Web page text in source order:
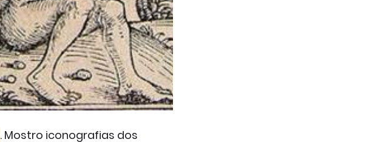
. Mostro iconografias dos